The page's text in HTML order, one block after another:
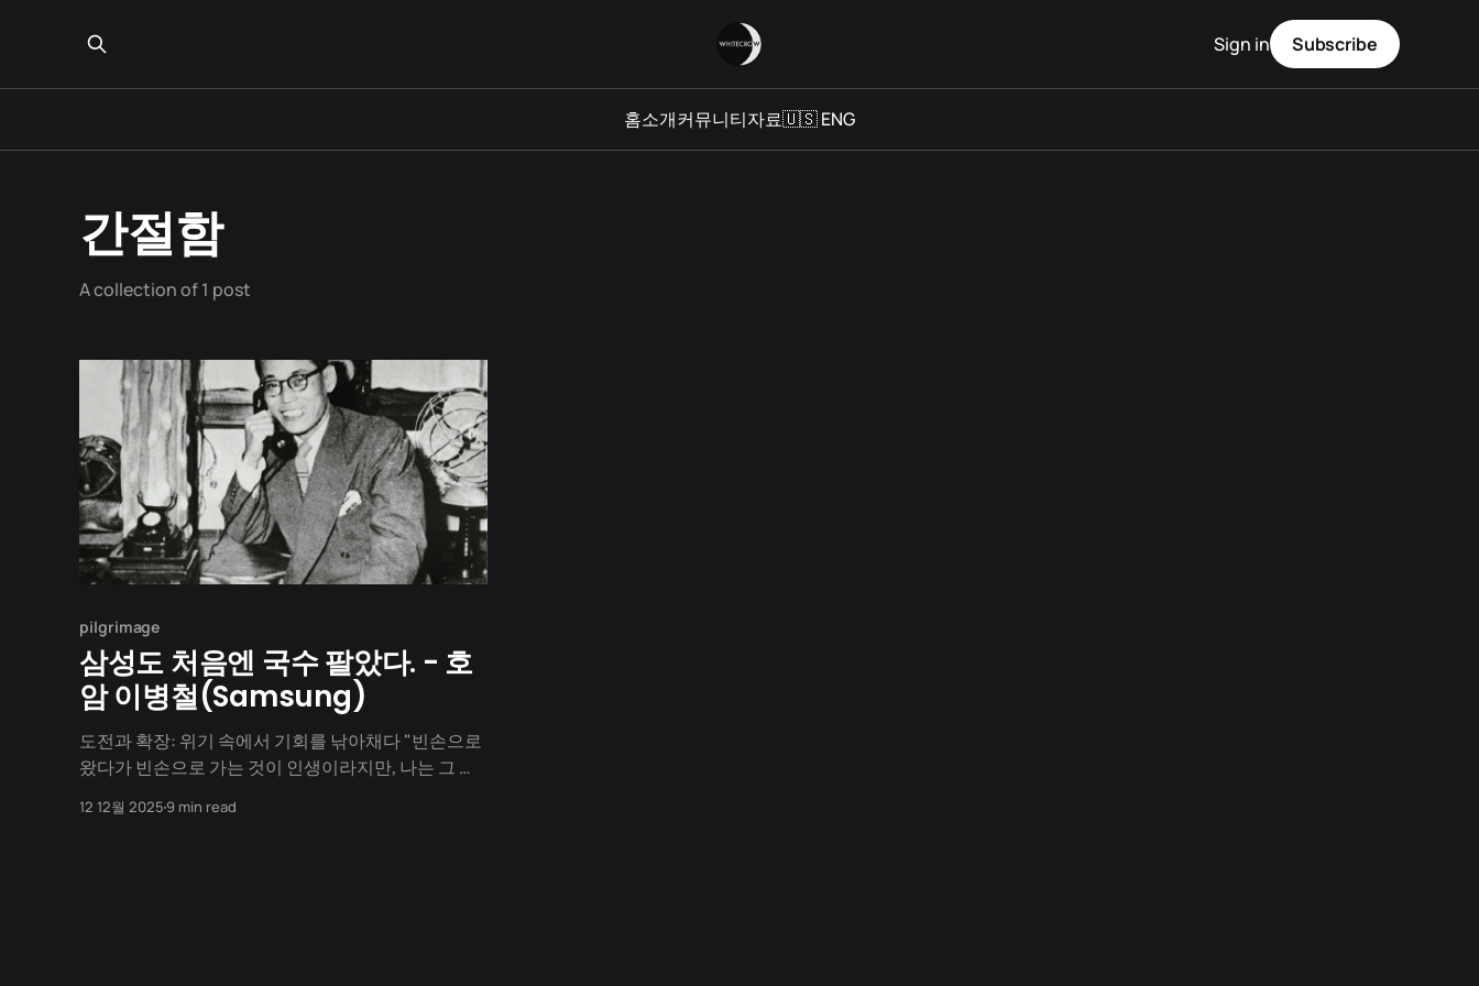
홈소개커뮤니티자료🇺🇸 ENG
Sign in Subscribe
간절함
A collection of 1 post
pilgrimage
삼성도 처음엔 국수 팔았다. - 호
암 이병철(Samsung)
도전과 확장: 위기 속에서 기회를 낚아채다 "빈손으로
왔다가 빈손으로 가는 것이 인생이라지만, 나는 그 사
든 것을 앗아갔습니다. 서울의 공장은 불탔고, 창고는
12 12월 20259 min read